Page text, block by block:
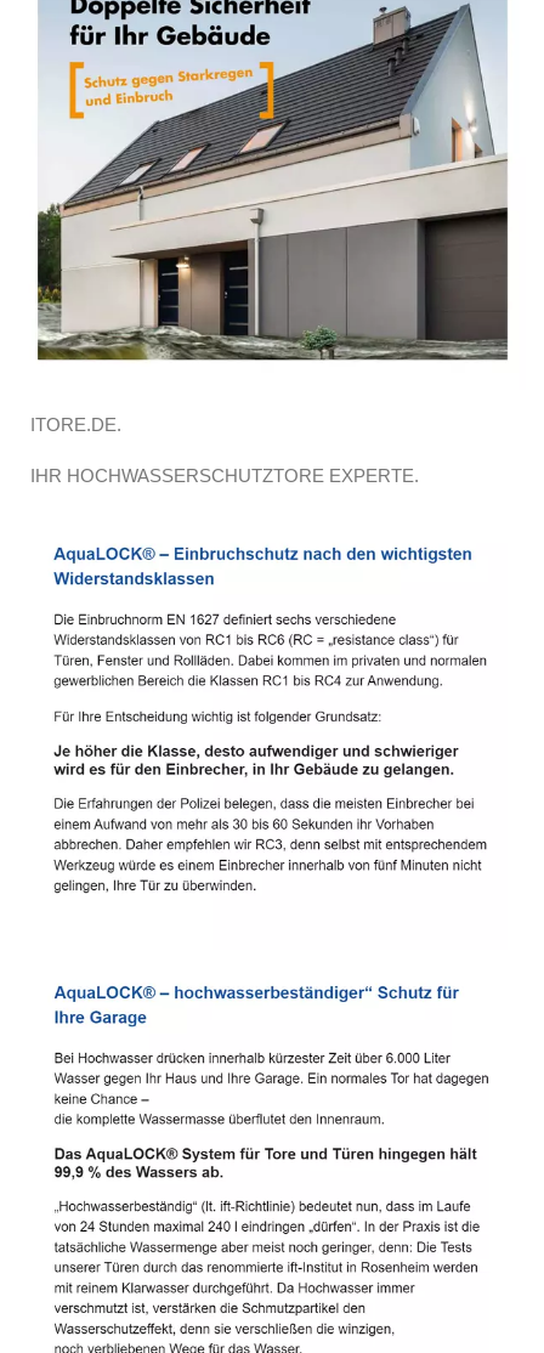
ITORE.DE.
IHR HOCHWASSERSCHUTZTORE EXPERTE.